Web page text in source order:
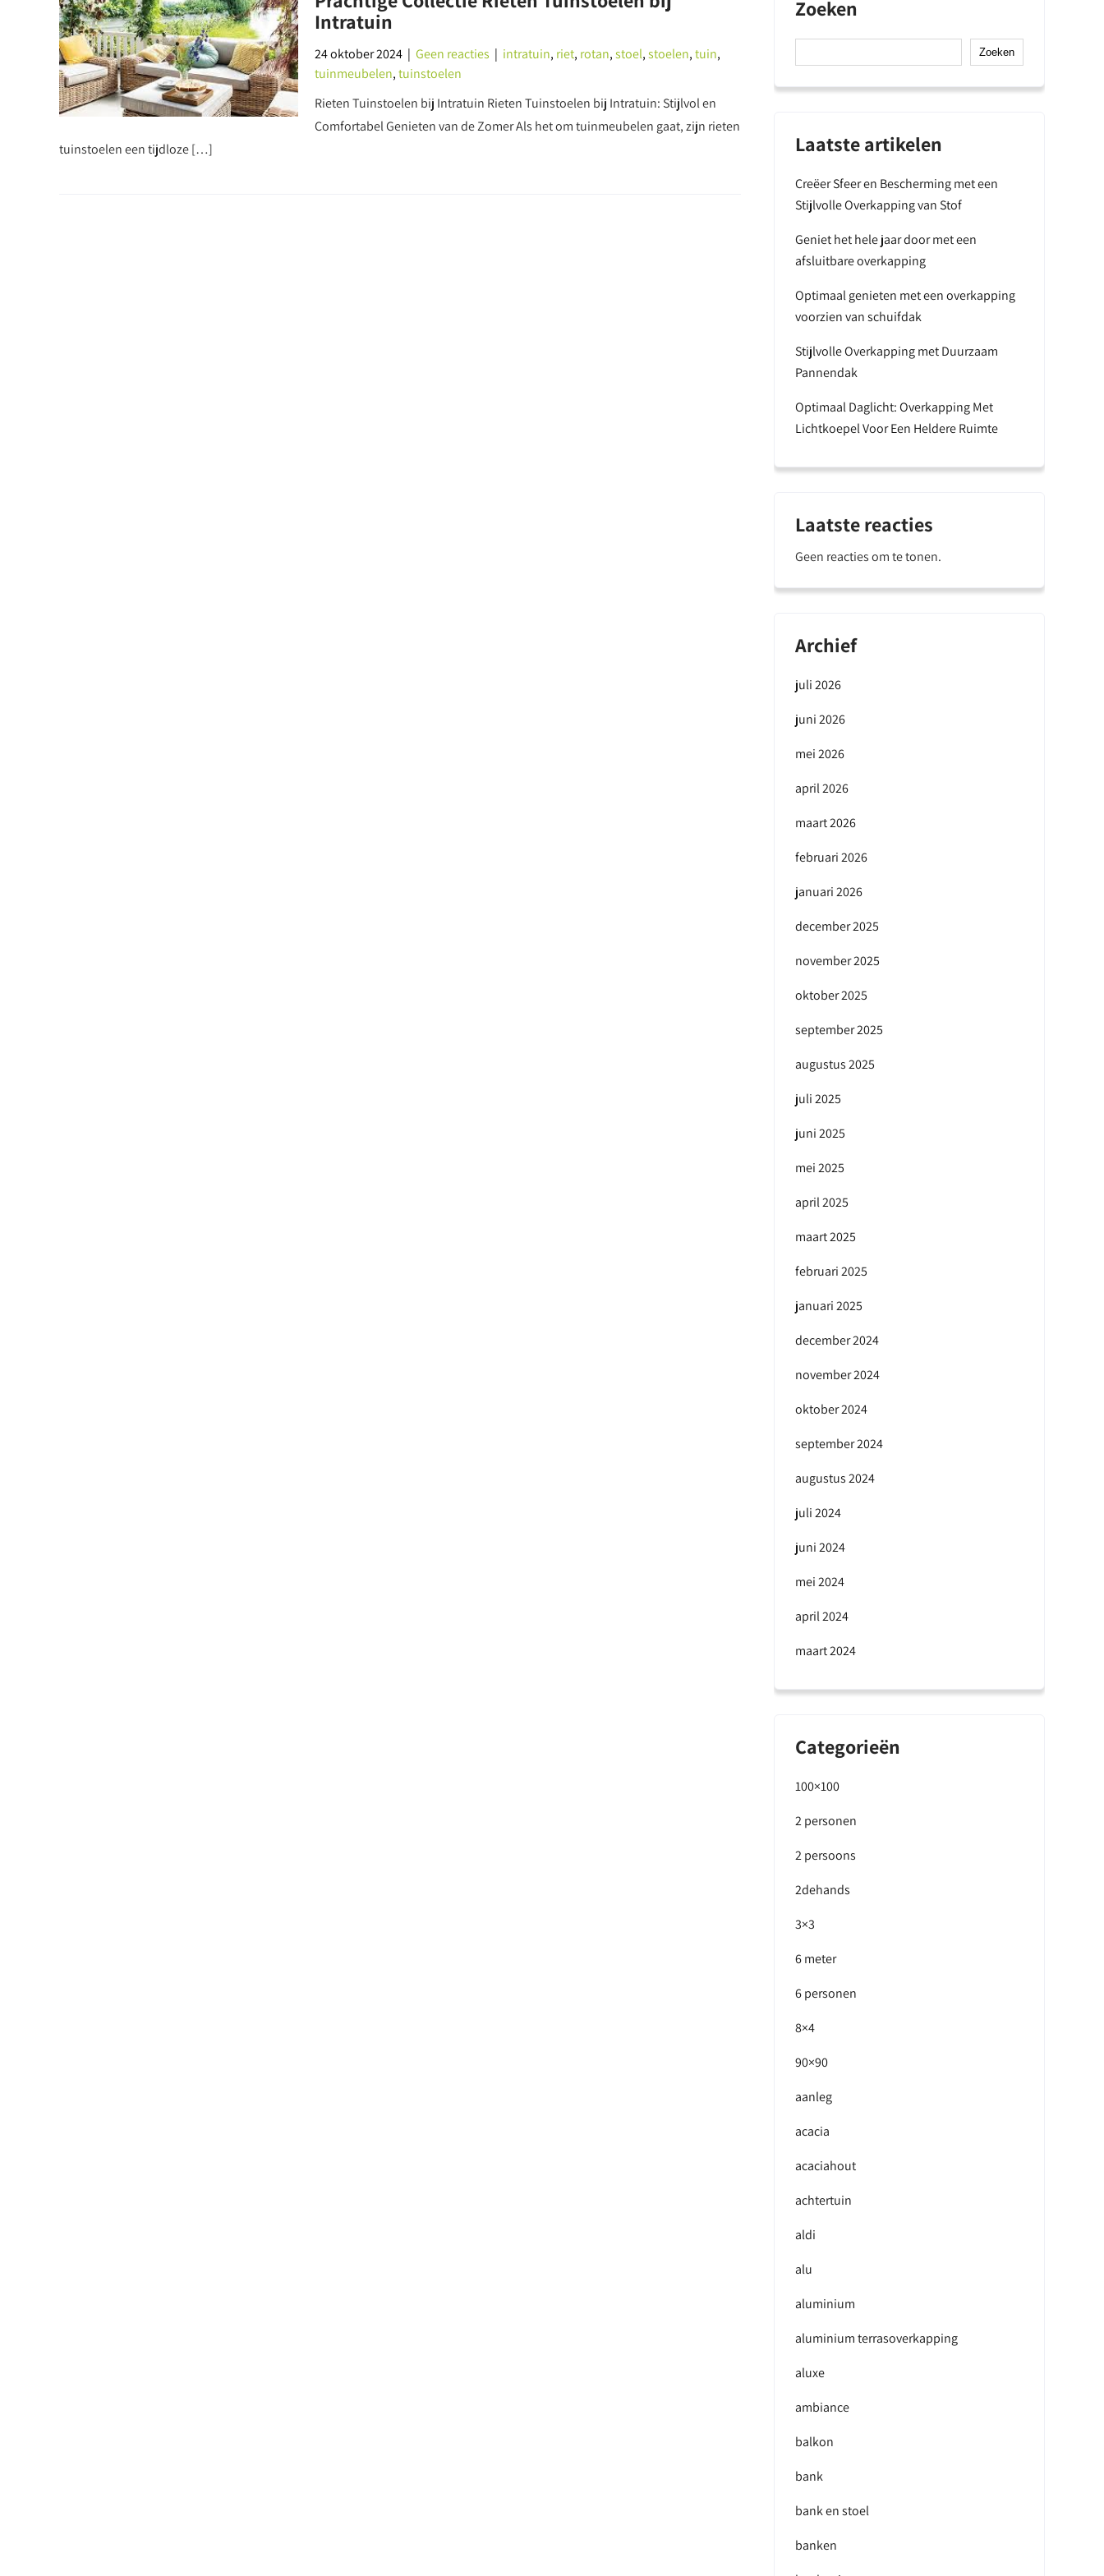
Intratuin
24 oktober 2024 | Geen reacties | intratuin, riet, rotan,stoel,stoelen,tuin,
tuinmeubelen,tuinstoelen
Rieten Tuinstoelen bij Intratuin Rieten Tuinstoelen bij Intratuin: Stijlvol en
Comfortabel Genieten van de Zomer Als het om tuinmeubelen gaat, zijn rieten
tuinstoelen een tijdloze […]
Zoeken
Zoeken
Laatste artikelen
Creëer Sfeer en Bescherming met een
Stijlvolle Overkapping van Stof
Geniet het hele jaar door met een
afsluitbare overkapping
Optimaal genieten met een overkapping
voorzien van schuifdak
Stijlvolle Overkapping met Duurzaam
Pannendak
Optimaal Daglicht: Overkapping Met
Lichtkoepel Voor Een Heldere Ruimte
Laatste reacties
Geen reacties om te tonen.
Archief
juli 2026
juni 2026
mei 2026
april 2026
maart 2026
februari 2026
januari 2026
december 2025
november 2025
oktober 2025
september 2025
augustus 2025
juli 2025
juni 2025
mei 2025
april 2025
maart 2025
februari 2025
januari 2025
december 2024
november 2024
oktober 2024
september 2024
augustus 2024
juli 2024
juni 2024
mei 2024
april 2024
maart 2024
Categorieën
100×100
2 personen
2 persoons
2dehands
3×3
6 meter
6 personen
8×4
90×90
aanleg
acacia
acaciahout
achtertuin
aldi
alu
aluminium
aluminium terrasoverkapping
aluxe
ambiance
balkon
bank
bank en stoel
banken